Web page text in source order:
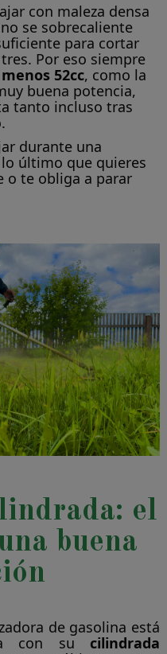
con maleza densa
se sobrecaliente
para cortar
Por eso siempre
52cc, como la
buena potencia,
tanto incluso tras
durante una
último que quieres
o te obliga a parar
el
buena
de gasolina está
con su cilindrada